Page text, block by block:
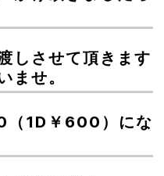
しさせて頂きます
ませ。
1D￥600）にな